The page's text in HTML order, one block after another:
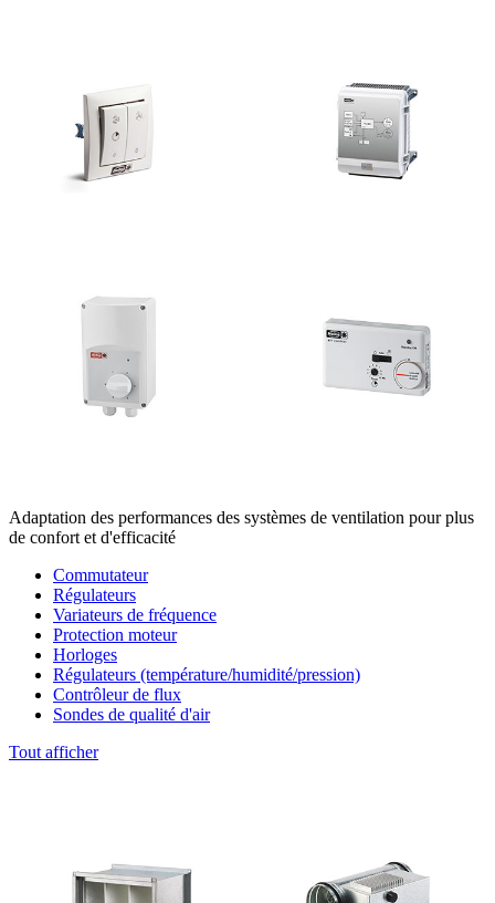
Adaptation des performances des systèmes de ventilation pour plus
de confort et d'efficacité
Commutateur
Régulateurs
Variateurs de fréquence
Protection moteur
Horloges
Régulateurs (température/humidité/pression)
Contrôleur de flux
Sondes de qualité d'air
Tout afficher